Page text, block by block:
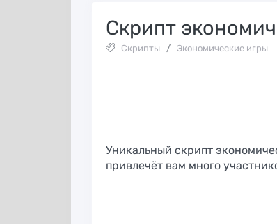
Скрипт
Скрипты / Экономические игры
Уникальный скрипт
привлечёт вам много